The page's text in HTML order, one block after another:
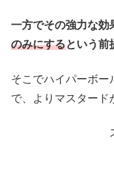
一方でその強力な効
のみにするという前
そこでハイパーボー
で、よりマスタード